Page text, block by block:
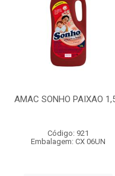
AMAC SONHO PAIXAO
Código: 921
Embalagem: CX 06UN